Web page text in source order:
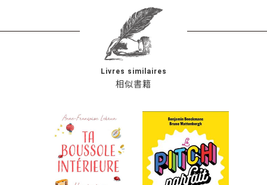
相似書籍
Livres similaires